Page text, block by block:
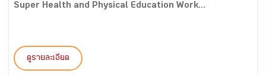
Super Health and Physical Education Work...
ดูรายละเอียด